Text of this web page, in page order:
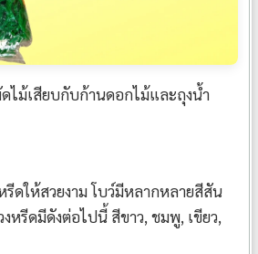
ไม้เสียบกับก้านดอกไม้และถุงน้ำ
ดให้สวยงาม โบว์มีหลากหลายสีสัน
หรีดมีดังต่อไปนี้ สีขาว, ชมพู, เขียว,